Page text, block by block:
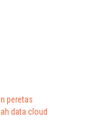
peretas
data cloud